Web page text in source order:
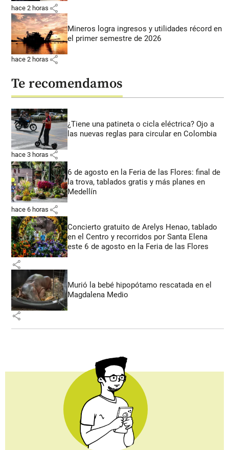
hace 2 horas share
Mineros logra ingresos y utilidades récord en
el primer semestre de 2026
hace 2 horas share
Te recomendamos
¿Tiene una patineta o cicla eléctrica? Ojo a
las nuevas reglas para circular en Colombia
hace 3 horas share
6 de agosto en la Feria de las Flores: final de
la trova, tablados gratis y más planes en
Medellín
hace 6 horas share
Concierto gratuito de Arelys Henao, tablado
en el Centro y recorridos por Santa Elena
este 6 de agosto en la Feria de las Flores
share
Murió la bebé hipopótamo rescatada en el
Magdalena Medio
share